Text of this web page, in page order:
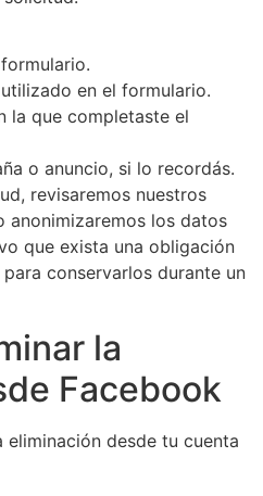
en el formulario.
la que completaste el
o anuncio, si lo recordás.
revisaremos nuestros
anonimizaremos los datos
que exista una obligación
conservarlos durante un
la
Facebook
desde tu cuenta